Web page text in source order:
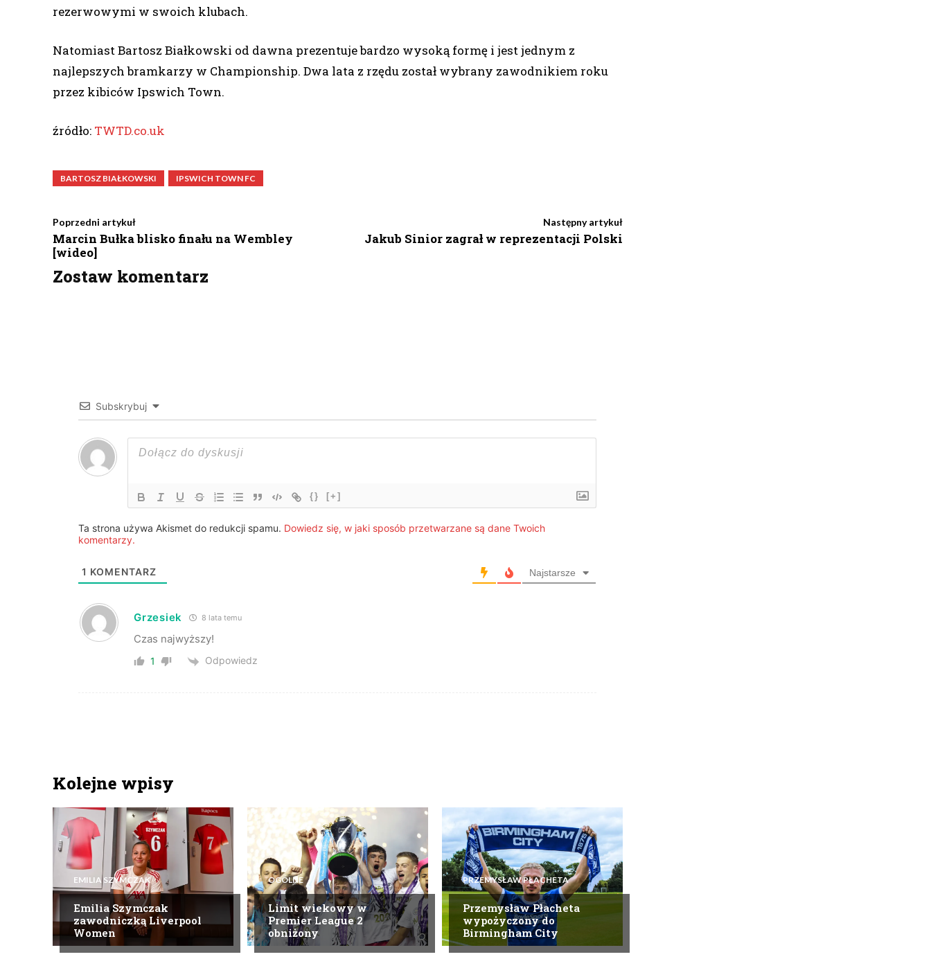
rezerwowymi w swoich klubach.
Natomiast Bartosz Białkowski od dawna prezentuje bardzo wysoką formę i jest jednym z
najlepszych bramkarzy w Championship. Dwa lata z rzędu został wybrany zawodnikiem roku
przez kibiców Ipswich Town.
źródło: TWTD.co.uk
BARTOSZ BIAŁKOWSKI IPSWICH TOWN FC
Poprzedni artykuł
Marcin Bułka blisko finału na Wembley
[wideo]
Następny artykuł
Jakub Sinior zagrał w reprezentacji Polski
Zostaw komentarz
Subskrybuj
{} [+]
Ta strona używa Akismet do redukcji spamu. Dowiedz się, w jaki sposób przetwarzane są dane Twoich
komentarzy.
1 KOMENTARZ Najstarsze
Grzesiek 8 lata temu
Czas najwyższy!
1 Odpowiedz
Kolejne wpisy
EMILIA SZYMCZAK
Emilia Szymczak
zawodniczką Liverpool
Women
OGÓLNE
Limit wiekowy w
Premier League 2
obniżony
PRZEMYSŁAW PŁACHETA
Przemysław Płacheta
wypożyczony do
Birmingham City